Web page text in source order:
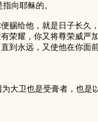
向耶稣的。
赐给他，就是日子长久
荣耀，你又将尊荣威严
到永远，又使他在你面
大卫也是受膏者，也是